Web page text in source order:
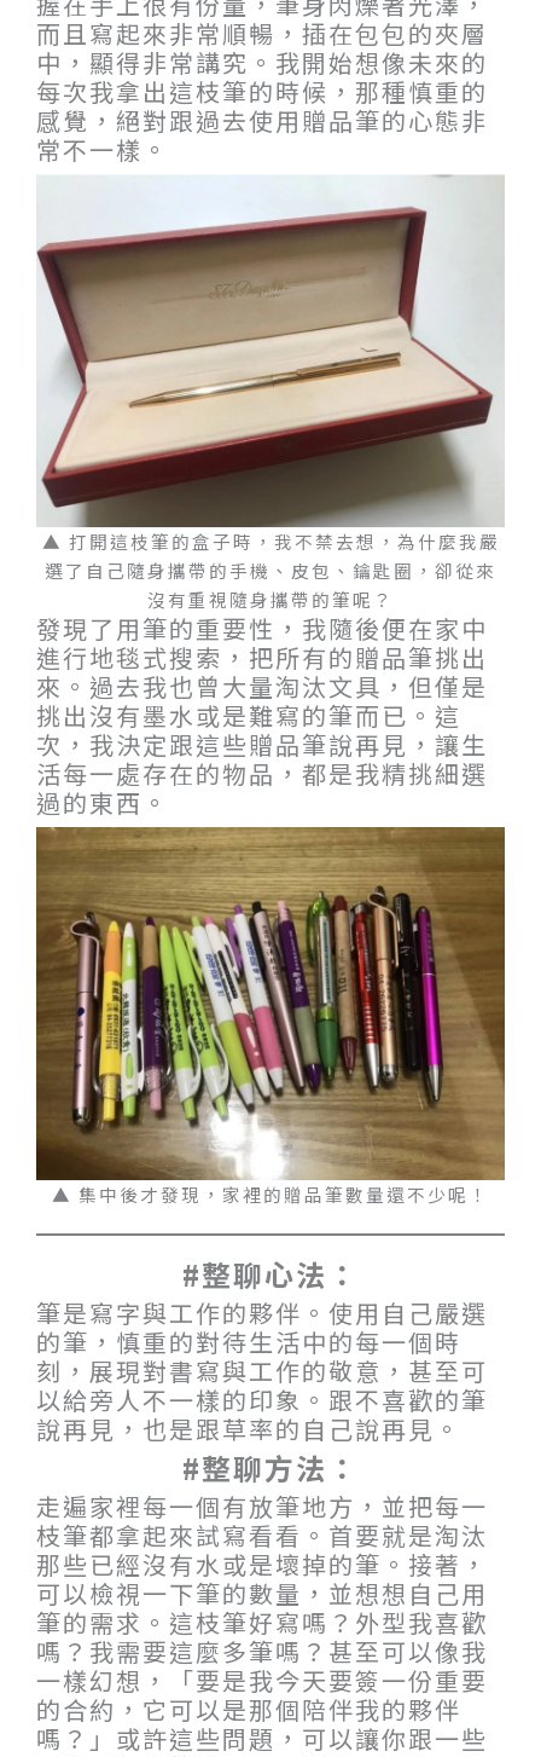
而且寫起來非常順暢，插在包包的夾層
中，顯得非常講究。我開始想像未來的
每次我拿出這枝筆的時候，那種慎重的
感覺，絕對跟過去使用贈品筆的心態非
常不一樣。
▲ 打開這枝筆的盒子時，我不禁去想，為什麼我嚴
選了自己隨身攜帶的手機、皮包、鑰匙圈，卻從來
沒有重視隨身攜帶的筆呢？
發現了用筆的重要性，我隨後便在家中
進行地毯式搜索，把所有的贈品筆挑出
來。過去我也曾大量淘汰文具，但僅是
挑出沒有墨水或是難寫的筆而已。這
次，我決定跟這些贈品筆說再見，讓生
活每一處存在的物品，都是我精挑細選
過的東西。
▲ 集中後才發現，家裡的贈品筆數量還不少呢！
#整聊心法：
筆是寫字與工作的夥伴。使用自己嚴選
的筆，慎重的對待生活中的每一個時
刻，展現對書寫與工作的敬意，甚至可
以給旁人不一樣的印象。跟不喜歡的筆
說再見，也是跟草率的自己說再見。
#整聊方法：
走遍家裡每一個有放筆地方，並把每一
枝筆都拿起來試寫看看。首要就是淘汰
那些已經沒有水或是壞掉的筆。接著，
可以檢視一下筆的數量，並想想自己用
筆的需求。這枝筆好寫嗎？外型我喜歡
嗎？我需要這麼多筆嗎？甚至可以像我
一樣幻想，「要是我今天要簽一份重要
的合約，它可以是那個陪伴我的夥伴
嗎？」或許這些問題，可以讓你跟一些